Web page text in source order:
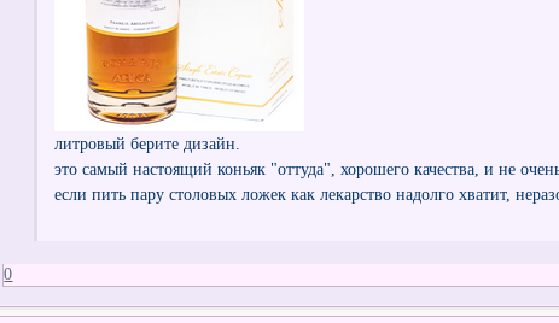
литровый берите дизайн.
это самый настоящий коньяк "оттуда", хорошего качества, и не
если пить пару столовых ложек как лекарство надолго хватит,
0